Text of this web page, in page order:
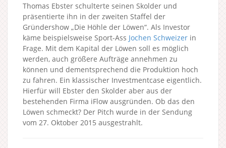
Thomas Ebster schulterte seinen Skolder und
präsentierte ihn in der zweiten Staffel der
Gründershow „Die Höhle der Löwen“. Als Investor
käme beispielsweise Sport-Ass Jochen Schweizer in
Frage. Mit dem Kapital der Löwen soll es möglich
werden, auch größere Aufträge annehmen zu
können und dementsprechend die Produktion hoch
zu fahren. Ein klassischer Investmentcase eigentlich.
Hierfür will Ebster den Skolder aber aus der
bestehenden Firma iFlow ausgründen. Ob das den
Löwen schmeckt? Der Pitch wurde in der Sendung
vom 27. Oktober 2015 ausgestrahlt.